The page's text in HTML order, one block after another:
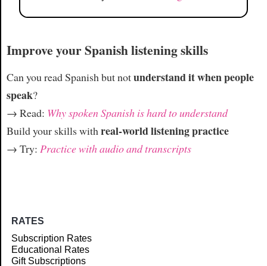
Improve your Spanish listening skills
Can you read Spanish but notunderstand it when people
speak?
→ Read: Why spoken Spanish is hard to understand
Build your skills withreal-world listening practice
→ Try: Practice with audio and transcripts
RATES
Subscription Rates
Educational Rates
Gift Subscriptions